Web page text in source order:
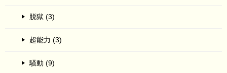
脱獄 (3)
超能力 (3)
騒動 (9)